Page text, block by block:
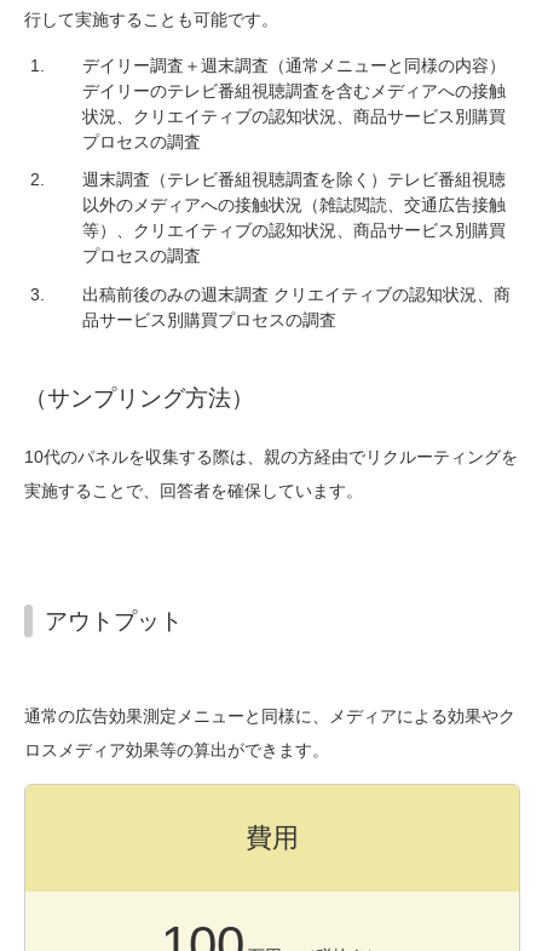
行して実施することも可能です。
デイリー調査＋週末調査（通常メニューと同様の内容）
デイリーのテレビ番組視聴調査を含むメディアへの接触
状況、クリエイティブの認知状況、商品サービス別購買
プロセスの調査
週末調査（テレビ番組視聴調査を除く）テレビ番組視聴
以外のメディアへの接触状況（雑誌閲読、交通広告接触
等）、クリエイティブの認知状況、商品サービス別購買
プロセスの調査
出稿前後のみの週末調査 クリエイティブの認知状況、商
品サービス別購買プロセスの調査
（サンプリング方法）
10代のパネルを収集する際は、親の方経由でリクルーティングを
実施することで、回答者を確保しています。
アウトプット
通常の広告効果測定メニューと同様に、メディアによる効果やク
ロスメディア効果等の算出ができます。
費用